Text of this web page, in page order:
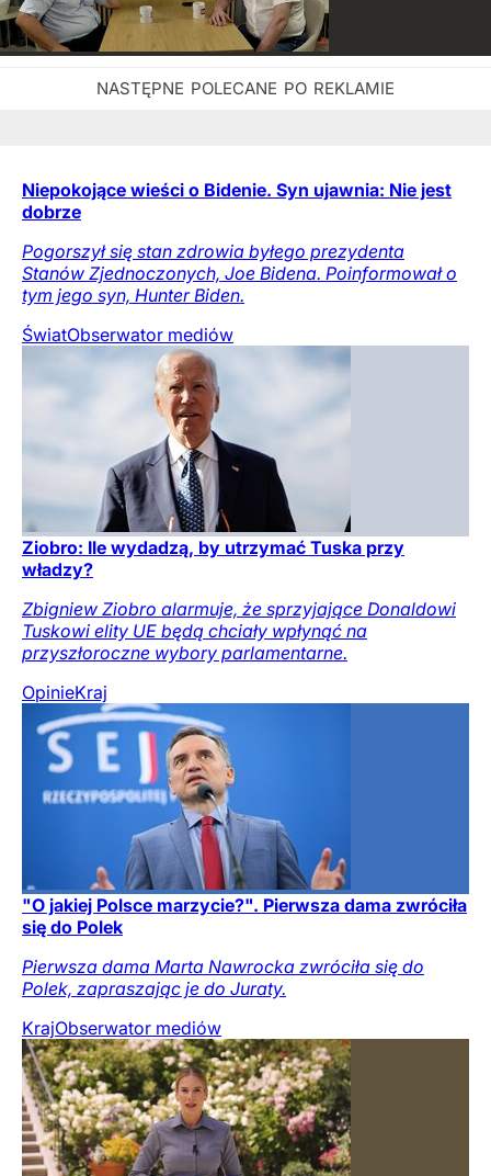
Niepokojące wieści o Bidenie. Syn ujawnia: Nie jest
dobrze
Pogorszył się stan zdrowia byłego prezydenta
Stanów Zjednoczonych, Joe Bidena. Poinformował o
tym jego syn, Hunter Biden.
ŚwiatObserwator mediów
Ziobro: Ile wydadzą, by utrzymać Tuska przy
władzy?
Zbigniew Ziobro alarmuje, że sprzyjające Donaldowi
Tuskowi elity UE będą chciały wpłynąć na
przyszłoroczne wybory parlamentarne.
OpinieKraj
"O jakiej Polsce marzycie?". Pierwsza dama zwróciła
się do Polek
Pierwsza dama Marta Nawrocka zwróciła się do
Polek, zapraszając je do Juraty.
KrajObserwator mediów